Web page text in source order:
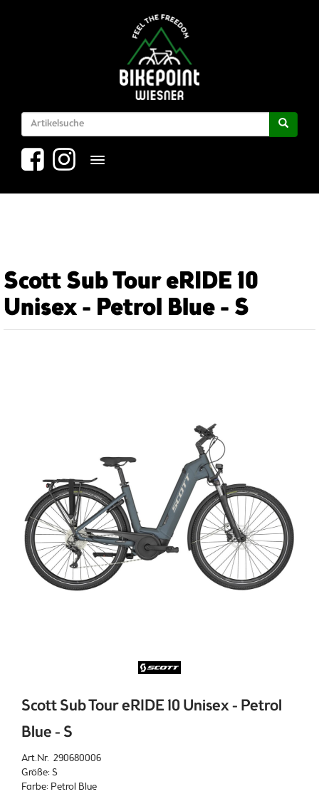
Toggle navigation
Scott Sub Tour eRIDE 10
Unisex - Petrol Blue - S
Scott Sub Tour eRIDE 10 Unisex - Petrol
Blue - S
Art.Nr. 290680006
Größe: S
Farbe: Petrol Blue